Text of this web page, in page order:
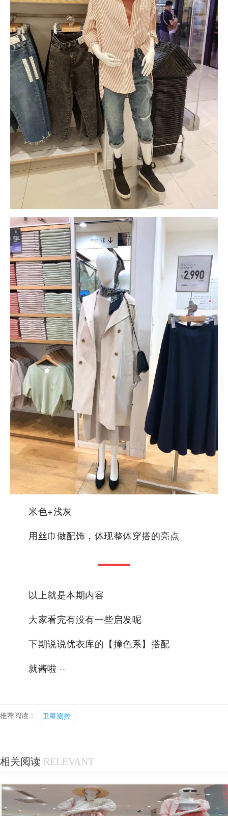
米色+浅灰
用丝巾做配饰，体现整体穿搭的亮点
以上就是本期内容
大家看完有没有一些启发呢
下期说说优衣库的【撞色系】搭配
就酱啦 ··
推荐阅读： 卫星测控
相关阅读 RELEVANT